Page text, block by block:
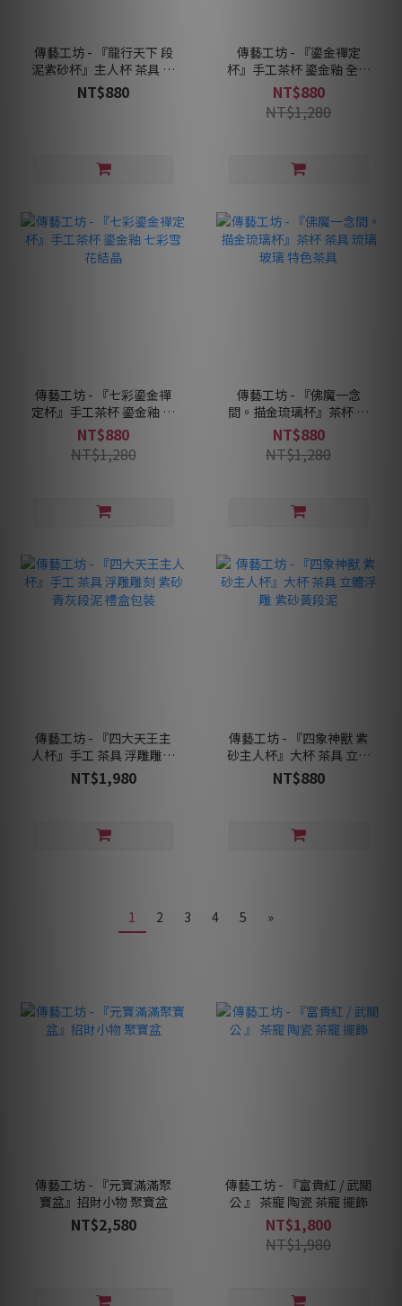
傳藝工坊 - 『龍行天下 段
泥紫砂杯』主人杯 茶具 立
體浮雕 紫砂黃段泥
NT$880
傳藝工坊 - 『鎏金禪定
杯』手工茶杯 鎏金釉 全金
色 雪花結晶
NT$880
NT$1,280
傳藝工坊 - 『七彩鎏金禪
定杯』手工茶杯 鎏金釉 七
彩雪花結晶
NT$880
NT$1,280
傳藝工坊 - 『佛魔一念
間。描金琉璃杯』茶杯 茶
具 琉璃 玻璃 特色茶具
NT$880
NT$1,280
傳藝工坊 - 『四大天王主
人杯』手工 茶具 浮雕雕刻
紫砂青灰段泥 禮盒包裝
NT$1,980
傳藝工坊 - 『四象神獸 紫
砂主人杯』大杯 茶具 立體
浮雕 紫砂黃段泥
NT$880
1 2 3 4 5 »
傳藝工坊 - 『元寶滿滿聚
寶盆』招財小物 聚寶盆
NT$2,580
傳藝工坊 - 『富貴紅 / 武關
公 』 茶寵 陶瓷 茶寵 擺飾
NT$1,800
NT$1,980